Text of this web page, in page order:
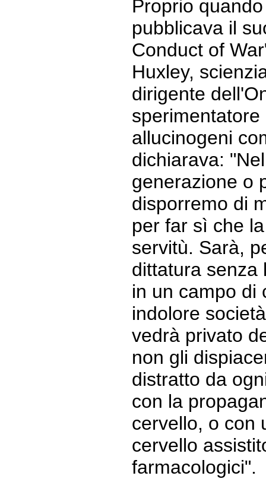
Proprio
pubblicava il
Conduct of
Huxley,
dirigente
allucinogeni
dichiarava:
generazione o
disporremo di
per far sì che
servitù. Sarà,
dittatura senza
in un campo di
indolore
vedrà privato
non gli
distratto da
con la
cervello, o con
cervello
farmacologici".